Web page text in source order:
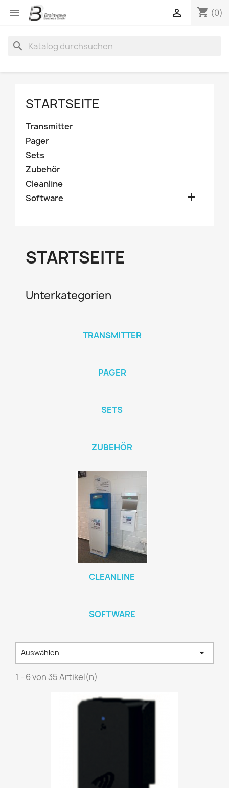
 shopping_cart (0)

search
STARTSEITE
Transmitter
Pager
Sets
Zubehör
Cleanline
Software

STARTSEITE
Unterkategorien
TRANSMITTER
PAGER
SETS
ZUBEHÖR
CLEANLINE
SOFTWARE
Auswählen 
1 - 6 von 35 Artikel(n)